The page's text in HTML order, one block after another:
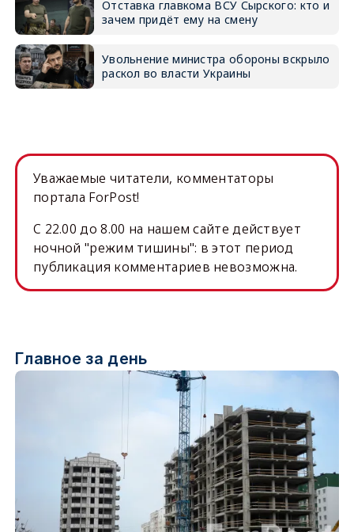
Отставка главкома ВСУ Сырского: кто и
зачем придёт ему на смену
Увольнение министра обороны вскрыло
раскол во власти Украины
Уважаемые читатели, комментаторы
портала ForPost!
C 22.00 до 8.00 на нашем сайте действует
ночной "режим тишины": в этот период
публикация комментариев невозможна.
Главное за день